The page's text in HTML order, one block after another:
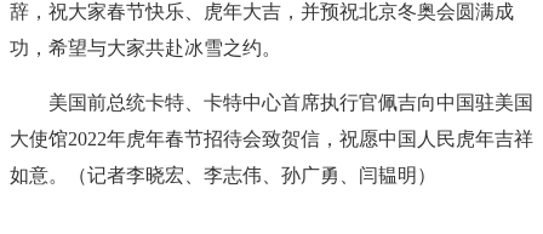
辞，祝大家春节快乐、虎年大吉，并预祝北京冬奥会圆满成
功，希望与大家共赴冰雪之约。
美国前总统卡特、卡特中心首席执行官佩吉向中国驻美国
大使馆2022年虎年春节招待会致贺信，祝愿中国人民虎年吉祥
如意。
（记者李晓宏、李志伟、孙广勇、闫韫明）